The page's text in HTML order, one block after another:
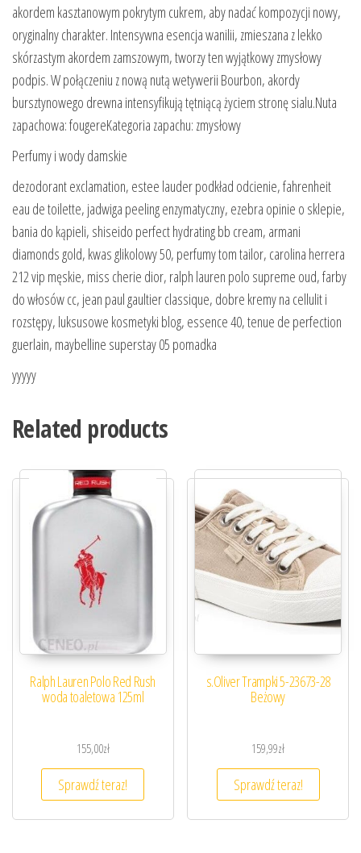
akordem kasztanowym pokrytym cukrem, aby nadać kompozycji nowy,
oryginalny charakter. Intensywna esencja wanilii, zmieszana z lekko
skórzastym akordem zamszowym, tworzy ten wyjątkowy zmysłowy
podpis. W połączeniu z nową nutą wetywerii Bourbon, akordy
bursztynowego drewna intensyfikują tętniącą życiem stronę sialu.Nuta
zapachowa: fougereKategoria zapachu: zmysłowy
Perfumy i wody damskie
dezodorant exclamation, estee lauder podkład odcienie, fahrenheit
eau de toilette, jadwiga peeling enzymatyczny, ezebra opinie o sklepie,
bania do kąpieli, shiseido perfect hydrating bb cream, armani
diamonds gold, kwas glikolowy 50, perfumy tom tailor, carolina herrera
212 vip męskie, miss cherie dior, ralph lauren polo supreme oud, farby
do włosów cc, jean paul gaultier classique, dobre kremy na cellulit i
rozstępy, luksusowe kosmetyki blog, essence 40, tenue de perfection
guerlain, maybelline superstay 05 pomadka
yyyyy
Related products
Ralph Lauren Polo Red Rush
woda toaletowa 125ml
155,00zł
Sprawdź teraz!
s.Oliver Trampki 5-23673-28
Beżowy
159,99zł
Sprawdź teraz!